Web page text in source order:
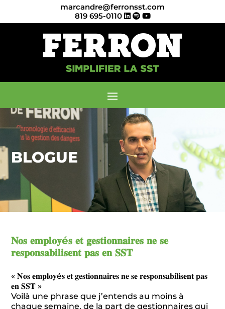
marcandre@ferronsst.com
819 695-0110
BLOGUE
𝐍𝐨𝐬 𝐞𝐦𝐩𝐥𝐨𝐲é𝐬 𝐞𝐭 𝐠𝐞𝐬𝐭𝐢𝐨𝐧𝐧𝐚𝐢𝐫𝐞𝐬 𝐧𝐞 𝐬𝐞
𝐫𝐞𝐬𝐩𝐨𝐧𝐬𝐚𝐛𝐢𝐥𝐢𝐬𝐞𝐧𝐭 𝐩𝐚𝐬 𝐞𝐧 𝐒𝐒𝐓
« 𝐍𝐨𝐬 𝐞𝐦𝐩𝐥𝐨𝐲é𝐬 𝐞𝐭 𝐠𝐞𝐬𝐭𝐢𝐨𝐧𝐧𝐚𝐢𝐫𝐞𝐬 𝐧𝐞 𝐬𝐞 𝐫𝐞𝐬𝐩𝐨𝐧𝐬𝐚𝐛𝐢𝐥𝐢𝐬𝐞𝐧𝐭 𝐩𝐚𝐬
𝐞𝐧 𝐒𝐒𝐓 »
Voilà une phrase que j’entends au moins à
chaque semaine, de la part de gestionnaires qui